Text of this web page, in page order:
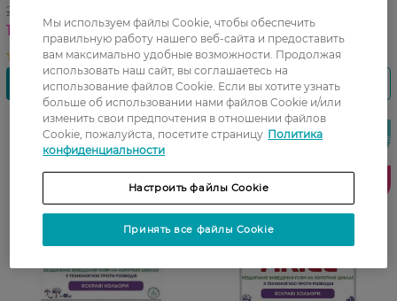
219,99 ГРН
164,99 ГРН 164,99 ГРН
Новинка
продаж
-30% Новинка
продаж
Мы используем файлы Cookie, чтобы обеспечить
правильную работу нашего веб-сайта и предоставить
вам максимально удобные возможности. Продолжая
использовать наш сайт, вы соглашаетесь на
использование файлов Cookie. Если вы хотите узнать
больше об использовании нами файлов Cookie и/или
изменить свои предпочтения в отношении файлов
Cookie, пожалуйста, посетите страницу Политика
конфиденциальности
Настроить файлы Cookie
Принять все файлы Cookie